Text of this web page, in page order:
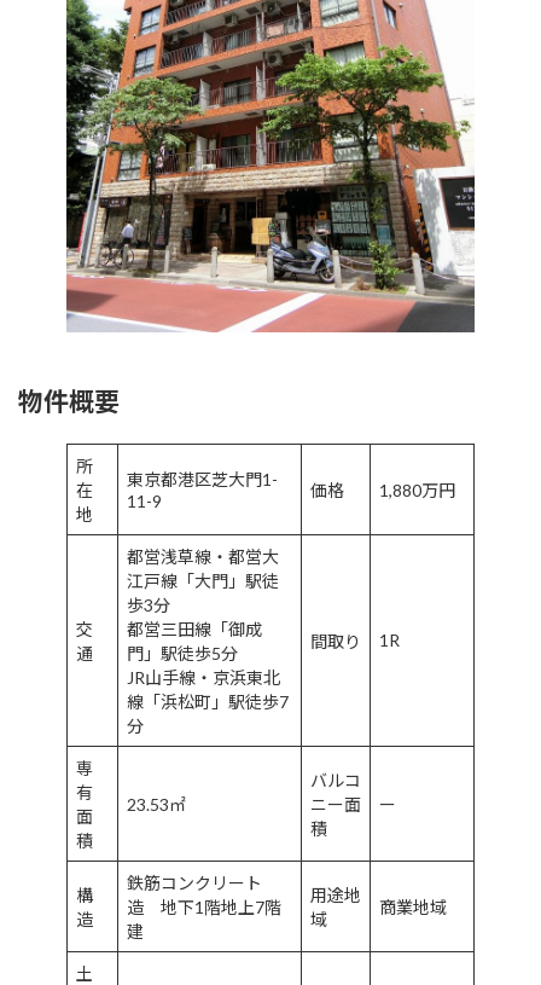
物件概要
所
在
地
東京都港区芝大門1-
11-9
価格 1,880万円
交
通
都営浅草線・都営大
江戸線「大門」駅徒
歩3分
都営三田線「御成
門」駅徒歩5分
JR山手線・京浜東北
線「浜松町」駅徒歩7
分
間取り 1R
専
有
面
積
23.53㎡
バルコ
ニー面
積
ー
構
造
鉄筋コンクリート
造 地下1階地上7階
建
用途地
域
商業地域
土